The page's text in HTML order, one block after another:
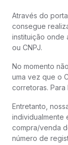
Através do
consegue
instituição onde
ou CNPJ.
No momento
uma vez que o
corretoras.
Entretanto,
individualmente
compra/venda
número de